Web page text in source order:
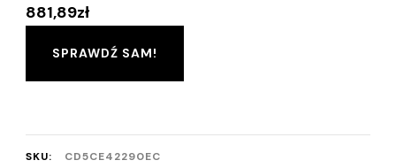
881,89zł
SPRAWDŹ SAM!
SKU:
CD5CE42290EC